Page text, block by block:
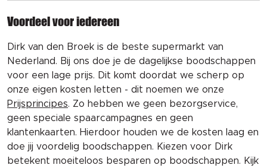
Voordeel voor iedereen
Dirk van den Broek is de beste supermarkt van
Nederland. Bij ons doe je de dagelijkse boodschappen
voor een lage prijs. Dit komt doordat we scherp op
onze eigen kosten letten - dit noemen we onze
Prijsprincipes. Zo hebben we geen bezorgservice,
geen speciale spaarcampagnes en geen
klantenkaarten. Hierdoor houden we de kosten laag en
doe jij voordelig boodschappen. Kiezen voor Dirk
betekent moeiteloos besparen op boodschappen. Kijk